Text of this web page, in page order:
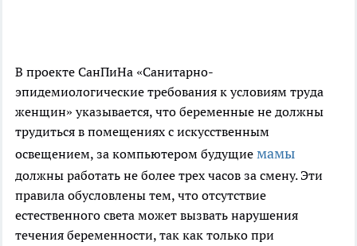
В проекте СанПиНа «Санитарно-
эпидемиологические требования к условиям труда
женщин» указывается, что беременные не должны
трудиться в помещениях с искусственным
освещением, за компьютером будущие мамы
должны работать не более трех часов за смену. Эти
правила обусловлены тем, что отсутствие
естественного света может вызвать нарушения
течения беременности, так как только при